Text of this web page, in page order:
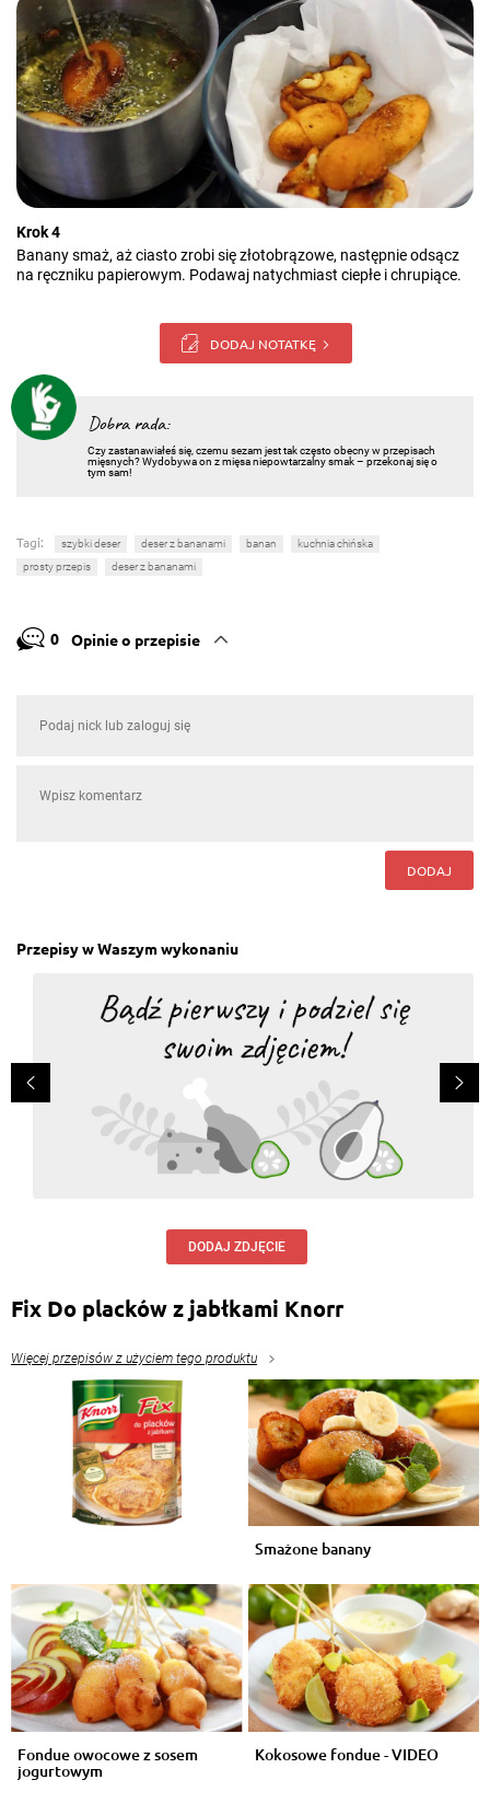
Krok 4
Banany smaż, aż ciasto zrobi się złotobrązowe, następnie odsącz
na ręczniku papierowym. Podawaj natychmiast ciepłe i chrupiące.
DODAJ NOTATKĘ
Dobra rada:
Czy zastanawiałeś się, czemu sezam jest tak często obecny w przepisach
mięsnych? Wydobywa on z mięsa niepowtarzalny smak – przekonaj się o
tym sam!
Tagi: szybki deser deser z bananami banan
kuchnia chińska
prosty przepis
deser z bananami
0 Opinie o przepisie
DODAJ
Przepisy w Waszym wykonaniu
DODAJ ZDJĘCIE
Fix Do placków z jabłkami Knorr
Więcej przepisów z użyciem tego produktu
Smażone banany
Fondue owocowe z sosem
jogurtowym
Kokosowe fondue - VIDEO